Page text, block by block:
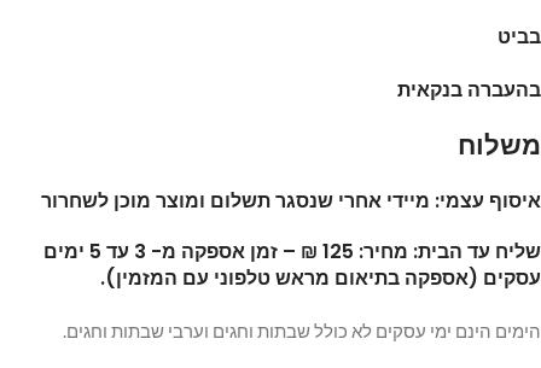
בביט
בהעברה בנקאית
משלוח
איסוף עצמי: מיידי אחרי שנסגר תשלום ומוצר מוכן לשחרור
שליח עד הבית: מחיר: 125 ₪ – זמן אספקה מ- 3 עד 5 ימים
עסקים (אספקה בתיאום מראש טלפוני עם המזמין).
הימים הינם ימי עסקים לא כולל שבתות וחגים וערבי שבתות וחגים.